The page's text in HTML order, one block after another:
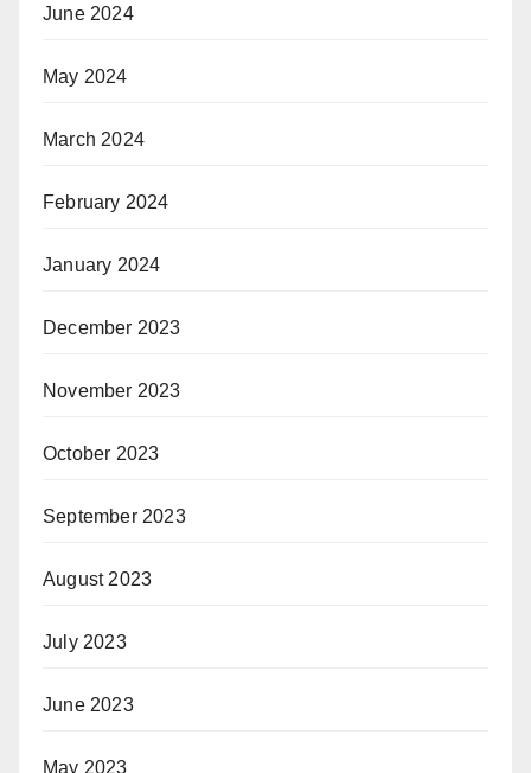
June 2024
May 2024
March 2024
February 2024
January 2024
December 2023
November 2023
October 2023
September 2023
August 2023
July 2023
June 2023
May 2023